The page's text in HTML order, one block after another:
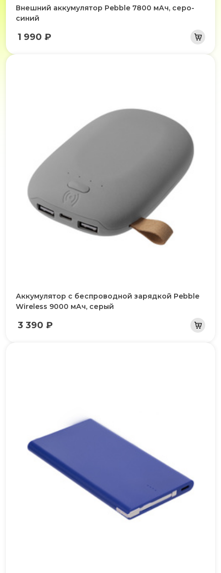
Внешний аккумулятор Pebble 7800 мАч, серо-
синий
1 990 ₽
Аккумулятор с беспроводной зарядкой Pebble
Wireless 9000 мАч, серый
3 390 ₽